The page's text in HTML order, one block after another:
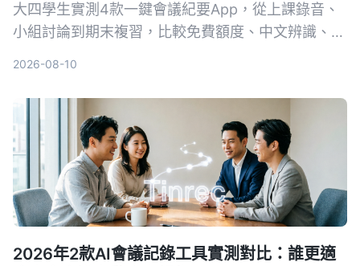
大四學生實測4款一鍵會議紀要App，從上課錄音、
小組討論到期末複習，比較免費額度、中文辨識、AI
2026-08-10
2026年2款AI會議記錄工具實測對比：誰更適